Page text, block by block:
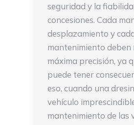
seguridad y la
concesiones. Cada
desplazamiento y
mantenimiento deben
máxima precisión, ya
puede tener
eso, cuando una
vehículo
mantenimiento de las